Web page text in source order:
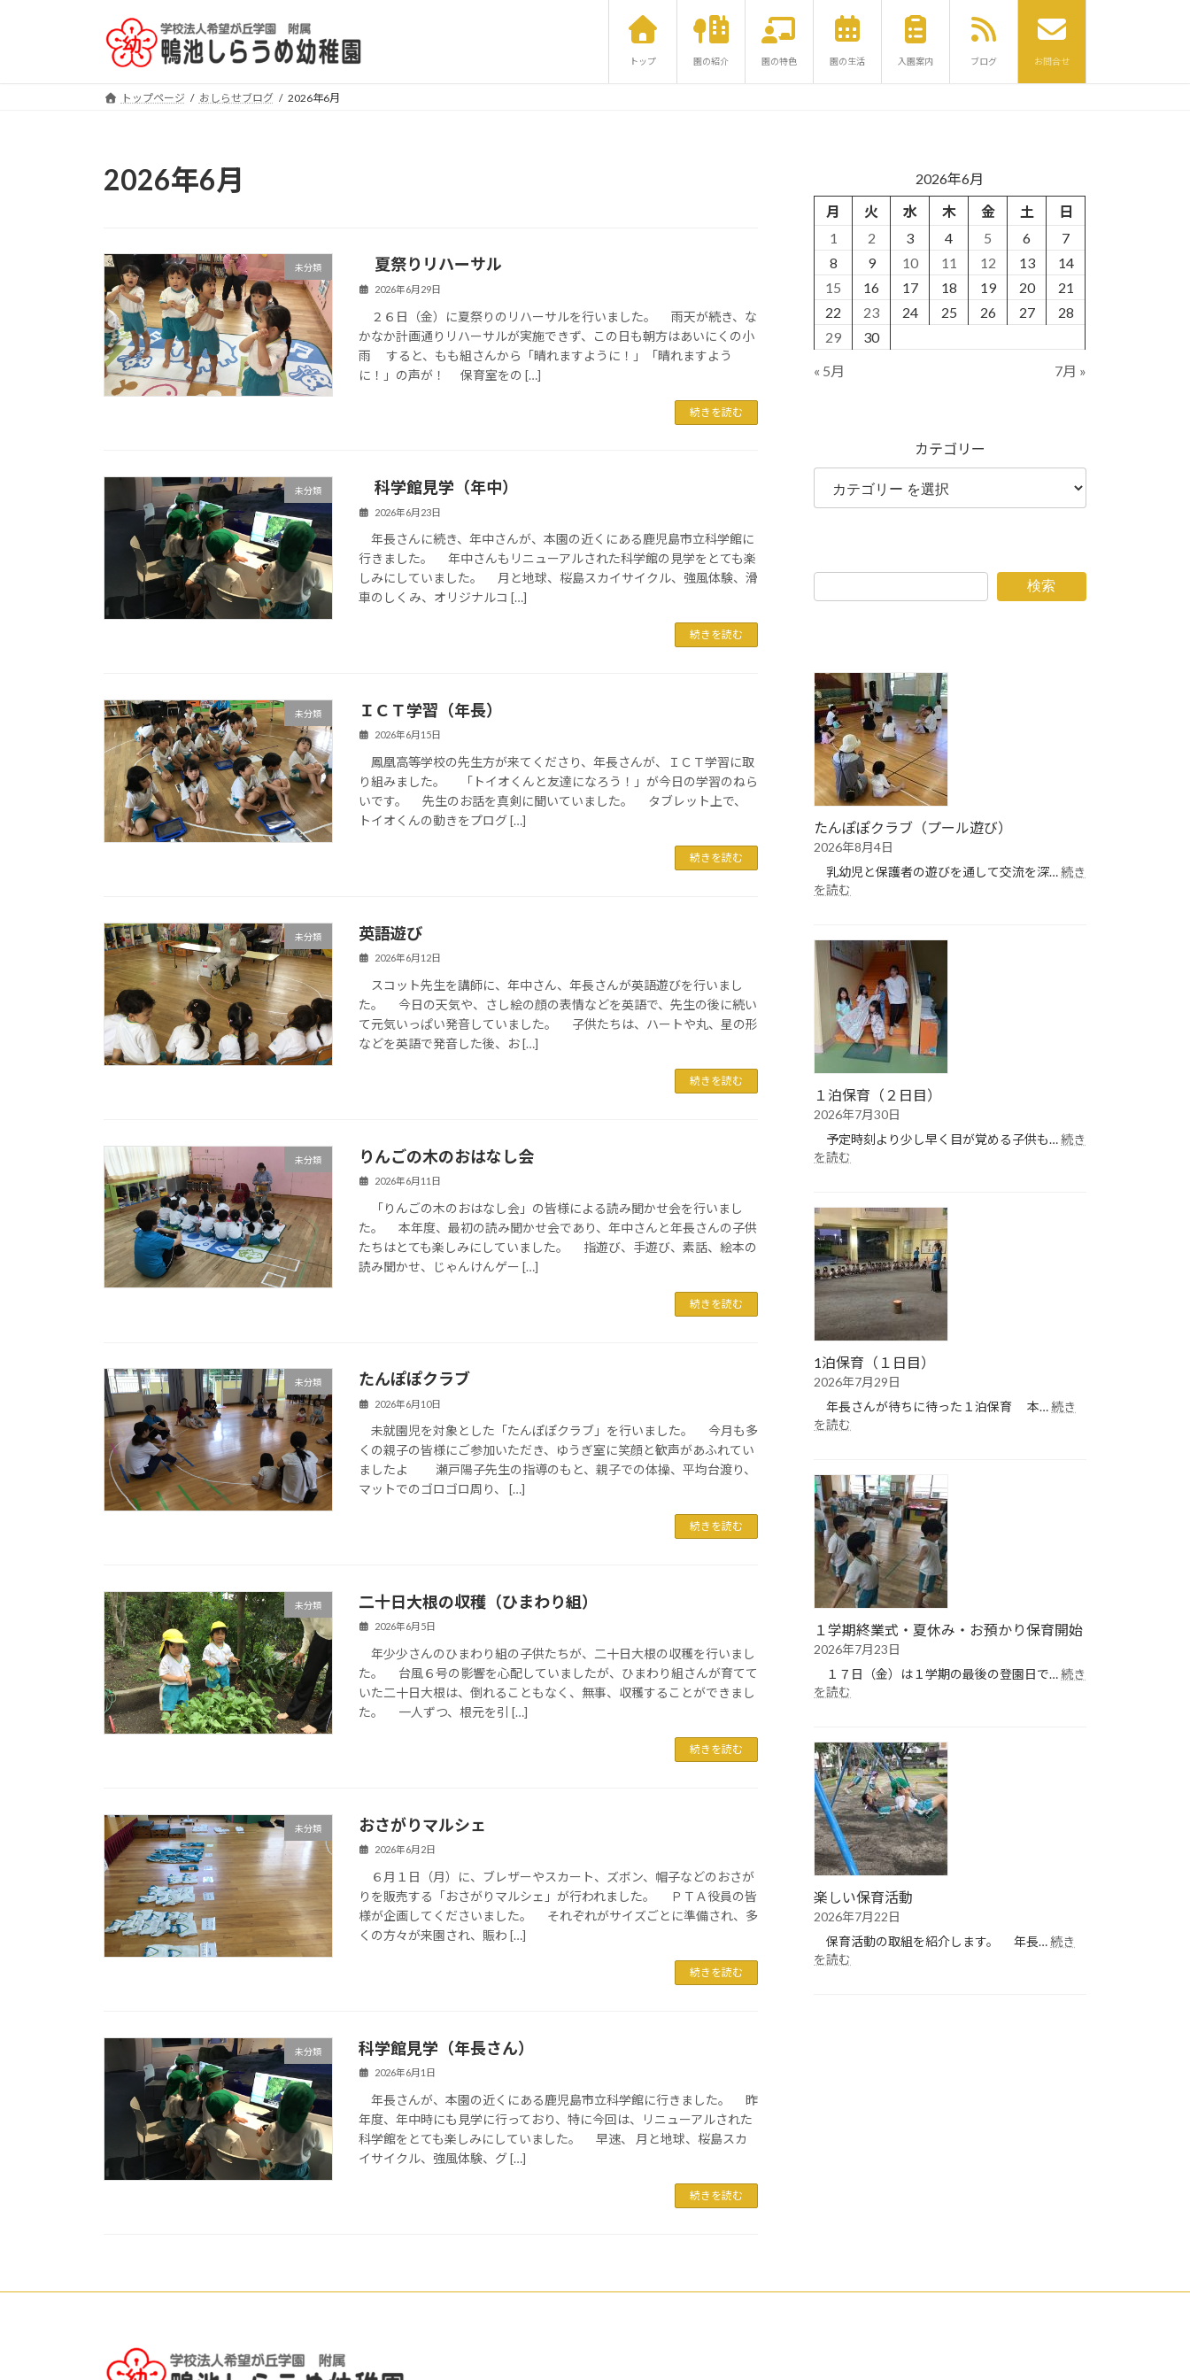
トップ 園の紹介 園の特色 園の生活 入園案内 ブログ お問合せ
トップページ おしらせブログ 2026年6月
2026年6月
未分類 夏祭りリハーサル
2026年6月29日
２６日（金）に夏祭りのリハーサルを行いました。 雨天が続き、な
かなか計画通りリハーサルが実施できず、この日も朝方はあいにくの小
雨 すると、もも組さんから「晴れますように！」「晴れますよう
に！」の声が！ 保育室をの […]
続きを読む
未分類 科学館見学（年中）
2026年6月23日
年長さんに続き、年中さんが、本園の近くにある鹿児島市立科学館に
行きました。 年中さんもリニューアルされた科学館の見学をとても楽
しみにしていました。 月と地球、桜島スカイサイクル、強風体験、滑
車のしくみ、オリジナルコ […]
続きを読む
未分類 ＩＣＴ学習（年長）
2026年6月15日
鳳凰高等学校の先生方が来てくださり、年長さんが、ＩＣＴ学習に取
り組みました。 「トイオくんと友達になろう！」が今日の学習のねら
いです。 先生のお話を真剣に聞いていました。 タブレット上で、
トイオくんの動きをプログ […]
続きを読む
未分類 英語遊び
2026年6月12日
スコット先生を講師に、年中さん、年長さんが英語遊びを行いまし
た。 今日の天気や、さし絵の顔の表情などを英語で、先生の後に続い
て元気いっぱい発音していました。 子供たちは、ハートや丸、星の形
などを英語で発音した後、お […]
続きを読む
未分類 りんごの木のおはなし会
2026年6月11日
「りんごの木のおはなし会」の皆様による読み聞かせ会を行いまし
た。 本年度、最初の読み聞かせ会であり、年中さんと年長さんの子供
たちはとても楽しみにしていました。 指遊び、手遊び、素話、絵本の
読み聞かせ、じゃんけんゲー […]
続きを読む
未分類 たんぽぽクラブ
2026年6月10日
未就園児を対象とした「たんぽぽクラブ」を行いました。 今月も多
くの親子の皆様にご参加いただき、ゆうぎ室に笑顔と歓声があふれてい
ましたよ 瀬戸陽子先生の指導のもと、親子での体操、平均台渡り、
マットでのゴロゴロ周り、 […]
続きを読む
未分類 二十日大根の収穫（ひまわり組）
2026年6月5日
年少少さんのひまわり組の子供たちが、二十日大根の収穫を行いまし
た。 台風６号の影響を心配していましたが、ひまわり組さんが育てて
いた二十日大根は、倒れることもなく、無事、収穫することができまし
た。 一人ずつ、根元を引 […]
続きを読む
未分類 おさがりマルシェ
2026年6月2日
６月１日（月）に、ブレザーやスカート、ズボン、帽子などのおさが
りを販売する「おさがりマルシェ」が行われました。 ＰＴＡ役員の皆
様が企画してくださいました。 それぞれがサイズごとに準備され、多
くの方々が来園され、賑わ […]
続きを読む
未分類 科学館見学（年長さん）
2026年6月1日
年長さんが、本園の近くにある鹿児島市立科学館に行きました。 昨
年度、年中時にも見学に行っており、特に今回は、リニューアルされた
科学館をとても楽しみにしていました。 早速、 月と地球、桜島スカ
イサイクル、強風体験、グ […]
続きを読む
2026年6月
月
火 水 木 金 土
日
1
2 3 4 5 6
7
8
9 10 11 12 13
14
15
16 17 18 19 20
21
22
23 24 25 26 27
28
29
30
« 5月 7月 »
カテゴリー
検索
たんぽぽクラブ（プール遊び）
2026年8月4日
乳幼児と保護者の遊びを通して交流を深…続き
を読む
ぽ
ぽ
ク
ラ
ブ
（プ
ー
ル
び）
１泊保育（２日目）
2026年7月30日
予定時刻より少し早く目が覚める子供も…続き
を読む
保
育
（２
日
目）
1泊保育（１日目）
2026年7月29日
年長さんが待ちに待った１泊保育 本…続き
を読む
育
（１
日
目）
１学期終業式・夏休み・お預かり保育開始
2026年7月23日
１７日（金）は１学期の最後の登園日で…続き
を読む
期
終
業
式・
夏
休
み・
お
か
り
保
楽しい保育活動
2026年7月22日
保育活動の取組を紹介します。 年長…続き
を読む